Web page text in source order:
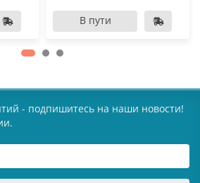
В пути
- подпишитесь на наши новости!